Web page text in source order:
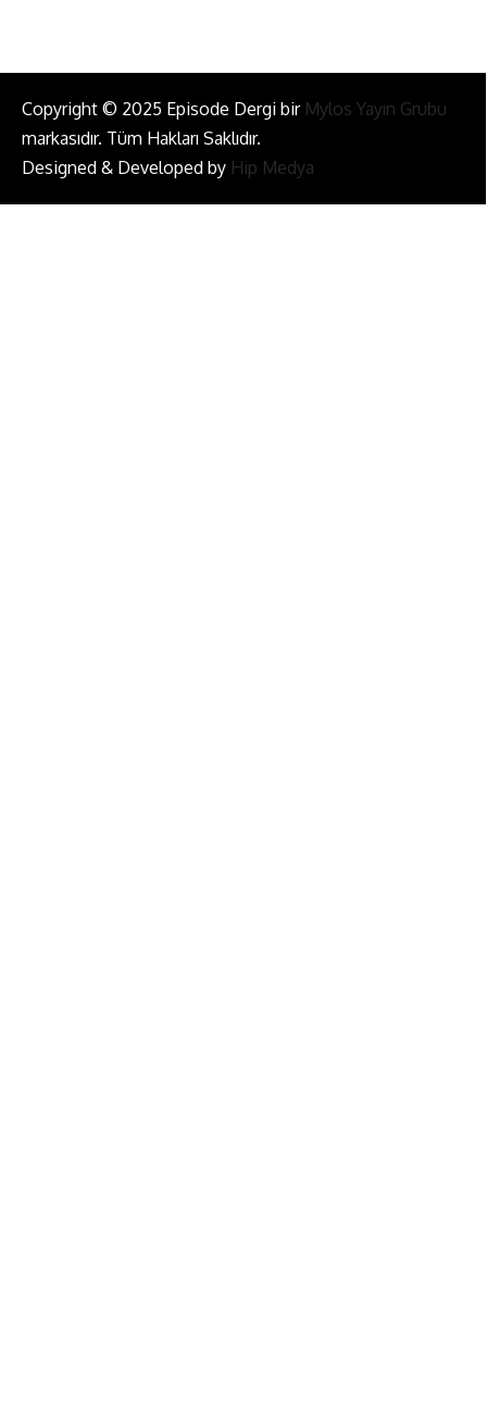
Copyright © 2025 Episode Dergi bir Mylos Yayın Grubu
markasıdır. Tüm Hakları Saklıdır.
Designed & Developed by Hip Medya